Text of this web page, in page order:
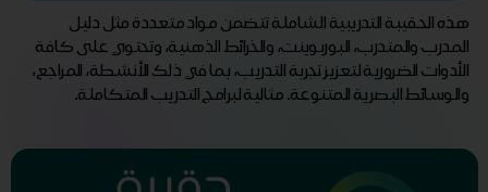
هذه الحقيبة التدريبية الشاملة تتضمن مواد متعددة مثل دليل
المدرب والمتدرب، البوربوينت، والخرائط الذهنية، وتحتوي على كافة
الأدوات الضرورية لتعزيز تجربة التدريب، بما في ذلك الأنشطة، المراجع،
والوسائط البصرية المتنوعة. مثالية لبرامج التدريب المتكاملة.